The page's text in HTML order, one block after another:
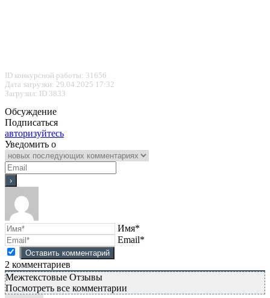
ID конкурсной работы: 31656
Дата загрузки: 29.04.2025 17:32
Загрузил: ID 3833
Обсуждение
Подписаться
авторизуйтесь
Уведомить о
Имя*
Email*
2 комментариев
Межтекстовые Отзывы
Посмотреть все комментарии